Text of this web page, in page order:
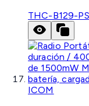
THC-B129-PS
ICOM